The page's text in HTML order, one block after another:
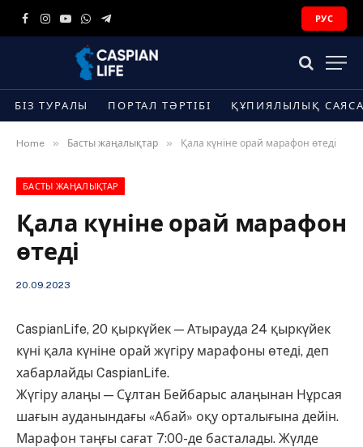
Facebook
Instagram
YouTube
WhatsApp
Telegram
РУС
БІЗ ТУРАЛЫ ПОРТАЛ ТӘРТІБІ ҚҰПИЯЛЫЛЫҚ
Home » Басты жаңалықтар » Қала күніне орай марафон өтеді
БАСТЫ ЖАҢАЛЫҚТАР
Қала күніне орай марафон
өтеді
20.09.2023
CaspianLife, 20 қыркүйек — Атырауда 24 қыркүйек
күні қала күніне орай жүгіру марафоны өтеді, деп
хабарлайды CaspianLife.
Жүгіру алаңы — Сұлтан Бейбарыс алаңынан Нұрсая
шағын ауданындағы «Абай» оқу орталығына дейін.
Марафон таңғы сағат 7:00-де басталады. Жүлде